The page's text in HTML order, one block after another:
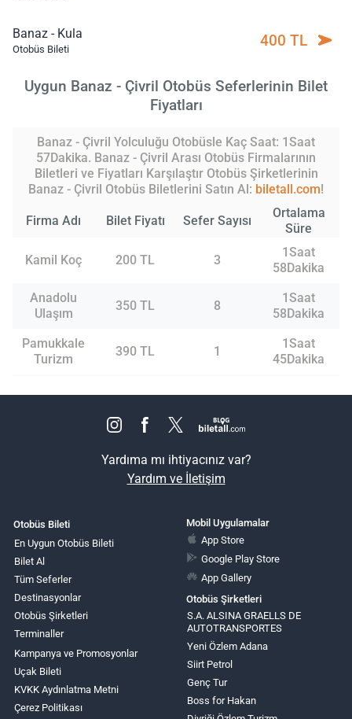
Banaz - Kula
Otobüs Bileti 400 TL
Uygun Banaz - Çivril Otobüs Seferlerinin Bilet
Fiyatları
Banaz - Çivril Yolculuğu Otobüsle Kaç Saat: 1Saat
57Dakika. Banaz - Çivril Arası Otobüs Firmalarının
Biletleri ve Fiyatları Karşılaştır Otobüs Şirketlerinin
Banaz - Çivril Otobüs Biletlerini Satın Al: biletall.com!
Firma Adı Bilet Fiyatı Sefer Sayısı
Ortalama
Süre
Kamil Koç 200 TL 3
1Saat
58Dakika
Anadolu
Ulaşım
350 TL 8
1Saat
58Dakika
Pamukkale
Turizm
390 TL 1
1Saat
45Dakika
Yardıma mı ihtiyacınız var?
Yardım ve İletişim
Otobüs Bileti
En Uygun Otobüs Bileti
Bilet Al
Tüm Seferler
Destinasyonlar
Otobüs Şirketleri
Terminaller
Kampanya ve Promosyonlar
Uçak Bileti
KVKK Aydınlatma Metni
Çerez Politikası
Mobil Uygulamalar
App Store
Google Play Store
App Gallery
Otobüs Şirketleri
S.A. ALSINA GRAELLS DE
AUTOTRANSPORTES
Yeni Özlem Adana
Siirt Petrol
Genç Tur
Boss for Hakan